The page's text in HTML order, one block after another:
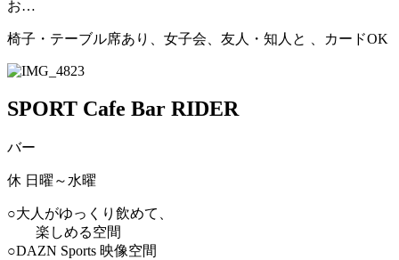
お…
椅子・テーブル席あり、女子会、友人・知人と 、カードOK
SPORT Cafe Bar RIDER
バー
休 日曜～水曜
○大人がゆっくり飲めて、
楽しめる空間
○DAZN Sports 映像空間